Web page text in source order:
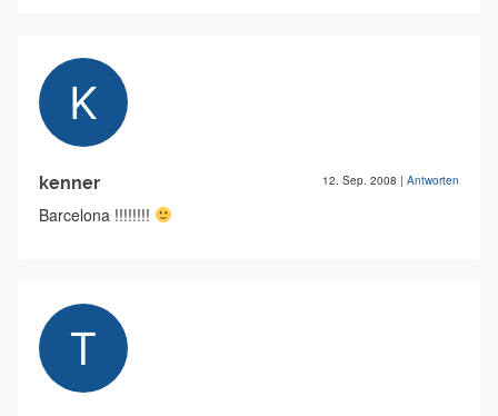
kenner 12. Sep. 2008 | Antworten
Barcelona !!!!!!!!